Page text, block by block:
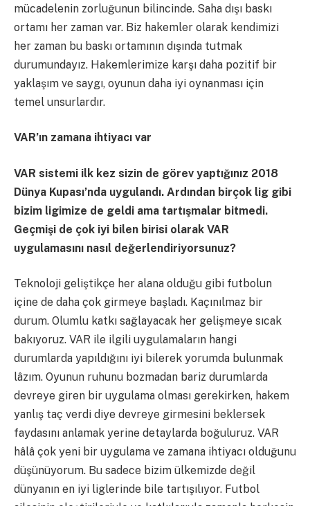
mücadelenin zorluğunun bilincinde. Saha dışı baskı
ortamı her zaman var. Biz hakemler olarak kendimizi
her zaman bu baskı ortamının dışında tutmak
durumundayız. Hakemlerimize karşı daha pozitif bir
yaklaşım ve saygı, oyunun daha iyi oynanması için
temel unsurlardır.
VAR’ın zamana ihtiyacı var
VAR sistemi ilk kez sizin de görev yaptığınız 2018
Dünya Kupası’nda uygulandı. Ardından birçok lig gibi
bizim ligimize de geldi ama tartışmalar bitmedi.
Geçmişi de çok iyi bilen birisi olarak VAR
uygulamasını nasıl değerlendiriyorsunuz?
Teknoloji geliştikçe her alana olduğu gibi futbolun
içine de daha çok girmeye başladı. Kaçınılmaz bir
durum. Olumlu katkı sağlayacak her gelişmeye sıcak
bakıyoruz. VAR ile ilgili uygulamaların hangi
durumlarda yapıldığını iyi bilerek yorumda bulunmak
lâzım. Oyunun ruhunu bozmadan bariz durumlarda
devreye giren bir uygulama olması gerekirken, hakem
yanlış taç verdi diye devreye girmesini beklersek
faydasını anlamak yerine detaylarda boğuluruz. VAR
hâlâ çok yeni bir uygulama ve zamana ihtiyacı olduğunu
düşünüyorum. Bu sadece bizim ülkemizde değil
dünyanın en iyi liglerinde bile tartışılıyor. Futbol